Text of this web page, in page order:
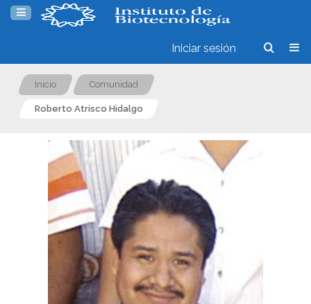
Iniciar sesión
Inicio Comunidad
Roberto Atrisco Hidalgo